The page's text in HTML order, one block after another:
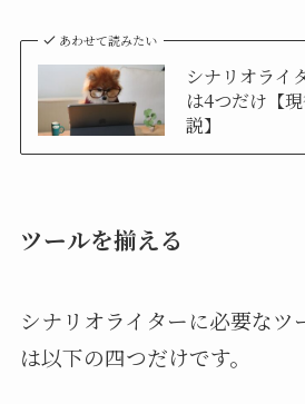
あわせて読みたい
シナリオライ
は4つだけ【
説】
ツールを揃える
シナリオライターに必要なツ
は以下の四つだけです。